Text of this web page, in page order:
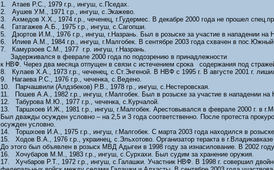
1. Атаев Р.С., 1979 г.р., ингуш, с.Пседах.
2. Аушев У.М., 1971 г.р., ингуш, с.Экажево.
3. Ахмедов Х.Х., 1974 г.р., чеченец, г.Гудермес. В декабре 2000 года не прошел
4. Гатагажев А.Б., 1975 г.р., ингуш, с.Сагопши.
5. Дзортов И.М., 1976 г.р., ингуш, г.Назрань. Был в розыске за участие в нападении на
6. Илиев А.М., 1984 г.р., ингуш, г.Малгобек. В сентябре 2003 года схвачен в
7. Камурзоев С.М., 1977 г.р. ингуш, г.Назрань.
Задерживался в феврале 2000 года по подозрению в принадлежности
к НВФ. Через два месяца отпущен в связи с истечением срока содержания под
8. Кулаев Х.А., 1973 г.р., чеченец, с.Ст.Энгеной. В НВФ с 1995 г. В августе 2001 г.
9. Нагаева Р.С., 1976 г.р., чеченка, с.Ведено.
10. Парчашвили (Алдзбеков) Р.В., 1978 гр., ингуш, с.Нестеровская.
11. Пошев А.А., 1982 г.р., ингуш, г.Малгобек. Был в розыске за участие в нападении на
12. Табурова М.Ю., 1977 г.р., чеченка, с.Курчалой.
13. Таршхоев И.Ж., 1981 г.р., ингуш, г.Малгобек. Арестовывался в феврале 2000 г. в
Был дважды осужден условно – на 2,5 и 3 года соответственно. После протеста
осужден условно.
14. Торшхоев И.А., 1975 г.р., ингуш, г.Малгобек. С марта 2003 года находился в
15. Ходов В.А., 1976 г.р., украинец, с.Эльхотово. Организатор теракта в
До этого был объявлен в розыск МВД Адыгеи в 1998 году за изнасилование. В 2002
16. Хочубаров М.М., 1983 г.р., ингуш, с.Сурхахи. Был судим за хранение оружия.
17. Хучбаров Р.Т., 1972 г.р., ингуш, с.Галашки. Участник НВФ. В 1998 г. совершил